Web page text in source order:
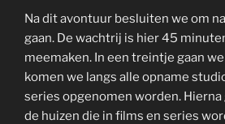
Na dit avontuur besluiten we om
gaan. De wachtrij is hier 45
meemaken. In een treintje gaan
komen we langs alle opname
series opgenomen worden. Hierna
de huizen die in films en series